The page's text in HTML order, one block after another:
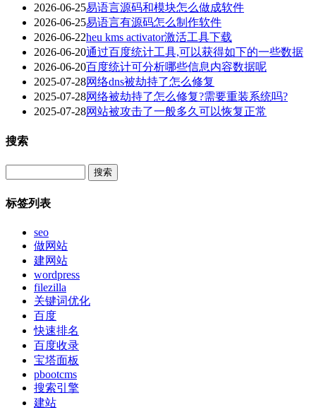
2026-06-25易语言源码和模块怎么做成软件
2026-06-25易语言有源码怎么制作软件
2026-06-22heu kms activator激活工具下载
2026-06-20通过百度统计工具,可以获得如下的一些数据
2026-06-20百度统计可分析哪些信息内容数据呢
2025-07-28网络dns被劫持了怎么修复
2025-07-28网络被劫持了怎么修复?需要重装系统吗?
2025-07-28网站被攻击了一般多久可以恢复正常
搜索
标签列表
seo
做网站
建网站
wordpress
filezilla
关键词优化
百度
快速排名
百度收录
宝塔面板
pbootcms
搜索引擎
建站